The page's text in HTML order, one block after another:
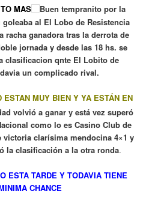
MAS
Buen tempranito por la
al El Lobo de Resistencia
racha ganadora tras la derrota de
jornada y desde las 18 hs. se
clasificacion qnte El Lobito de
un complicado rival.
MUY BIEN Y YA ESTÁN EN
volvió a ganar y está vez superó
como lo es Casino Club de
victoria clarísima mendocina 4×1 y
la clasificación a la otra ronda.
ESTA TARDE Y TODAVIA TIENE
CHANCE